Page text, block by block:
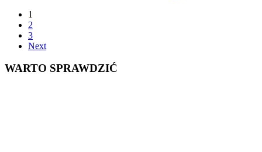
Posts
navigation
1
2
3
Next
WARTO SPRAWDZIĆ